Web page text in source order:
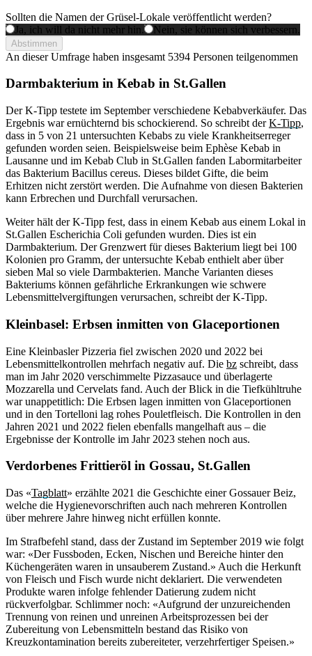
Sollten die Namen der Grüsel-Lokale veröffentlicht werden?
Ja, ich will da nicht mehr hin.
Nein, sie können sich verbessern.
Abstimmen
An dieser Umfrage haben insgesamt 5394 Personen teilgenommen
Darmbakterium in Kebab in St.Gallen
Der K-Tipp testete im September verschiedene Kebabverkäufer. Das
Ergebnis war ernüchternd bis schockierend. So schreibt derK-Tipp,
dass in 5 von 21 untersuchten Kebabs zu viele Krankheitserreger
gefunden worden seien. Beispielsweise beim Ephèse Kebab in
Lausanne und im Kebab Club in St.Gallen fanden Labormitarbeiter
das Bakterium Bacillus cereus. Dieses bildet Gifte, die beim
Erhitzen nicht zerstört werden. Die Aufnahme von diesen Bakterien
kann Erbrechen und Durchfall verursachen.
Weiter hält der K-Tipp fest, dass in einem Kebab aus einem Lokal in
St.Gallen Escherichia Coli gefunden wurden. Dies ist ein
Darmbakterium. Der Grenzwert für dieses Bakterium liegt bei 100
Kolonien pro Gramm, der untersuchte Kebab enthielt aber über
sieben Mal so viele Darmbakterien. Manche Varianten dieses
Bakteriums können gefährliche Erkrankungen wie schwere
Lebensmittelvergiftungen verursachen, schreibt der K-Tipp.
Kleinbasel: Erbsen inmitten von Glaceportionen
Eine Kleinbasler Pizzeria fiel zwischen 2020 und 2022 bei
Lebensmittelkontrollen mehrfach negativ auf. Die bz schreibt, dass
man im Jahr 2020 verschimmelte Pizzasauce und überlagerte
Mozzarella und Cervelats fand. Auch der Blick in die Tiefkühltruhe
war unappetitlich: Die Erbsen lagen inmitten von Glaceportionen
und in den Tortelloni lag rohes Pouletfleisch. Die Kontrollen in den
Jahren 2021 und 2022 fielen ebenfalls mangelhaft aus – die
Ergebnisse der Kontrolle im Jahr 2023 stehen noch aus.
Verdorbenes Frittieröl in Gossau, St.Gallen
Das «Tagblatt» erzählte 2021 die Geschichte einer Gossauer Beiz,
welche die Hygienevorschriften auch nach mehreren Kontrollen
über mehrere Jahre hinweg nicht erfüllen konnte.
Im Strafbefehl stand, dass der Zustand im September 2019 wie folgt
war: «Der Fussboden, Ecken, Nischen und Bereiche hinter den
Küchengeräten waren in unsauberem Zustand.» Auch die Herkunft
von Fleisch und Fisch wurde nicht deklariert. Die verwendeten
Produkte waren infolge fehlender Datierung zudem nicht
rückverfolgbar. Schlimmer noch: «Aufgrund der unzureichenden
Trennung von reinen und unreinen Arbeitsprozessen bei der
Zubereitung von Lebensmitteln bestand das Risiko von
Kreuzkontamination bereits zubereiteter, verzehrfertiger Speisen.»